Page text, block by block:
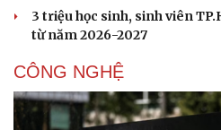
3 triệu học sinh, sinh viên
từ năm 2026-2027
CÔNG NGHỆ